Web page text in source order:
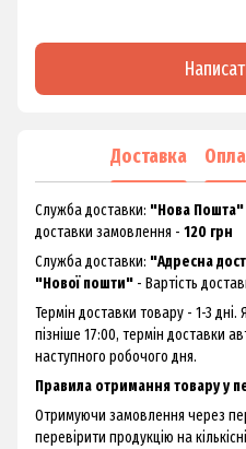
Доставка
Служба доставки: "Нова Пошта"
доставки замовлення - 120 грн
Служба доставки: "Адресна
"Нової пошти" - Вартість
Термін доставки товару - 1-3
пізніше 17:00, термін доставки
наступного робочого дня.
Правила отримання товару у
Отримуючи замовлення через
перевірити продукцію на